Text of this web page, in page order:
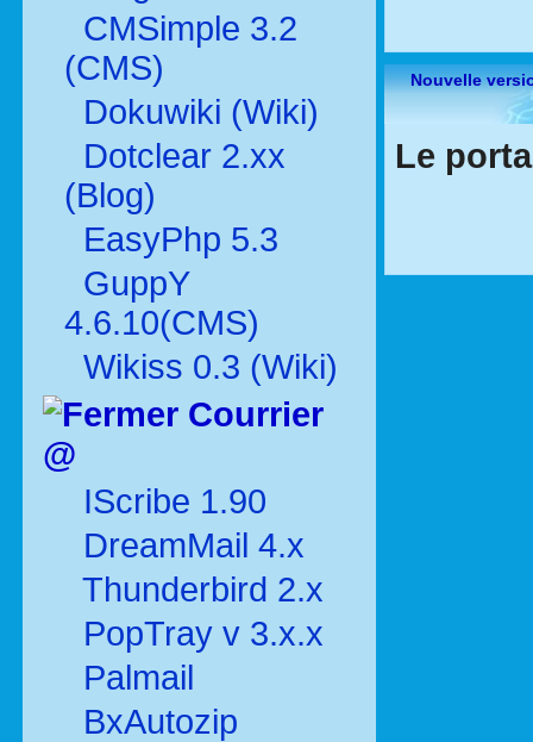
CMSimple 3.2
(CMS)
Dokuwiki (Wiki)
Dotclear 2.xx
(Blog)
EasyPhp 5.3
GuppY
4.6.10(CMS)
Wikiss 0.3 (Wiki)
Courrier
@
IScribe 1.90
DreamMail 4.x
Thunderbird 2.x
PopTray v 3.x.x
Palmail
BxAutozip
Nouvelle
Le